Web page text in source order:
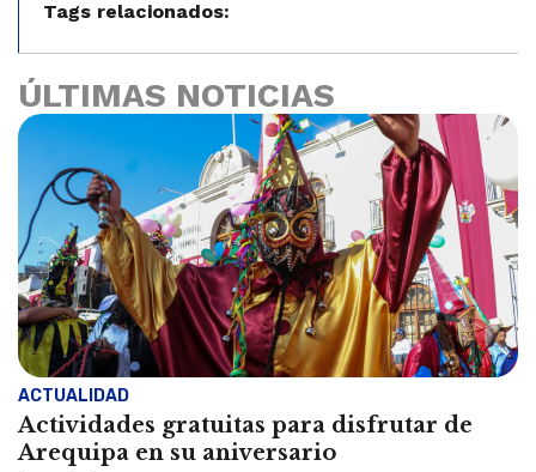
Tags relacionados:
ÚLTIMAS NOTICIAS
ACTUALIDAD
Actividades gratuitas para disfrutar de
Arequipa en su aniversario